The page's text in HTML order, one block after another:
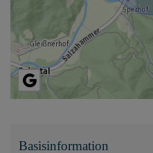
Basisinformation